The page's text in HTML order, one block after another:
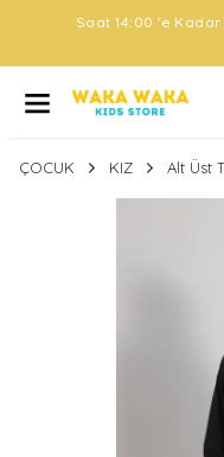
Saat 14:00 'e
ÇOCUK KIZ Alt Üst